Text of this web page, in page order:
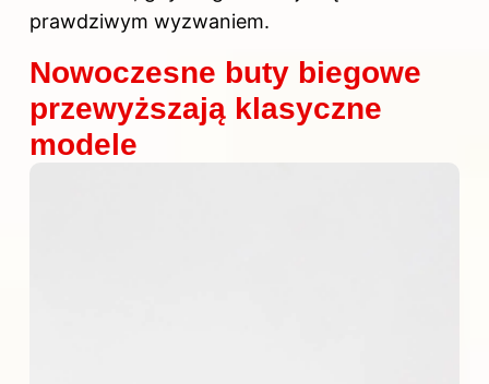
prawdziwym wyzwaniem.
Nowoczesne buty biegowe
przewyższają klasyczne
modele